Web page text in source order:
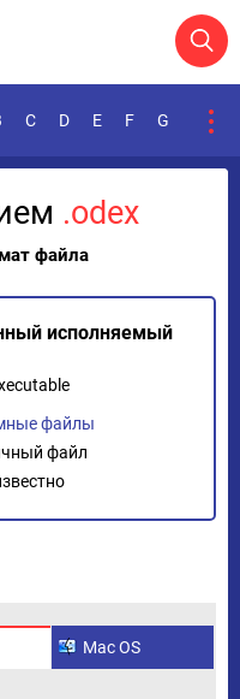
C D E F G
.odex
файла
исполняемый
файлы
файл
Mac OS